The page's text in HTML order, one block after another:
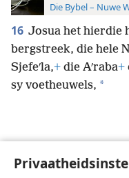
Die Bybel – Nuwe
16 Josua het hierdie
bergstreek, die hele
Sjefeʹla,+ die Aʹraba+
sy voetheuwels, *